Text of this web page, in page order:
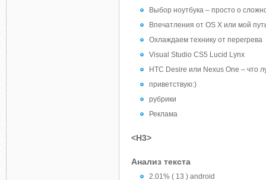
Выбор ноутбука – просто о
Впечатления от OS X или мой
Охлаждаем технику от перегрева
Visual Studio CS5 Lucid Lynx
HTC Desire или Nexus One – что
приветствую:)
рубрики
Реклама
<H3>
Анализ текста
2.01% ( 13 ) android